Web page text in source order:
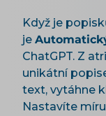
Když je
je
ChatGPT. Z
unikátní
text, vytáhne
Nastavíte